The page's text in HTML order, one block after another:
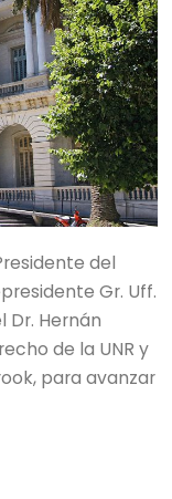
del
Gr. Uff.
Dr. Hernán
de la UNR y
para avanzar